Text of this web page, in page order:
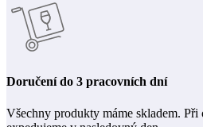
Doručení do 3 pracovních dní
Všechny produkty máme skladem.